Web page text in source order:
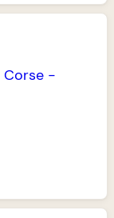
Corse -